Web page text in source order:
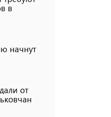
в
начнут
от